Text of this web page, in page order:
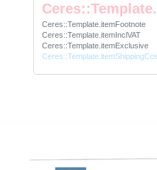
Ceres::Template.itemFootnote
Ceres::Template.itemInclVAT
Ceres::Template.itemExclusive